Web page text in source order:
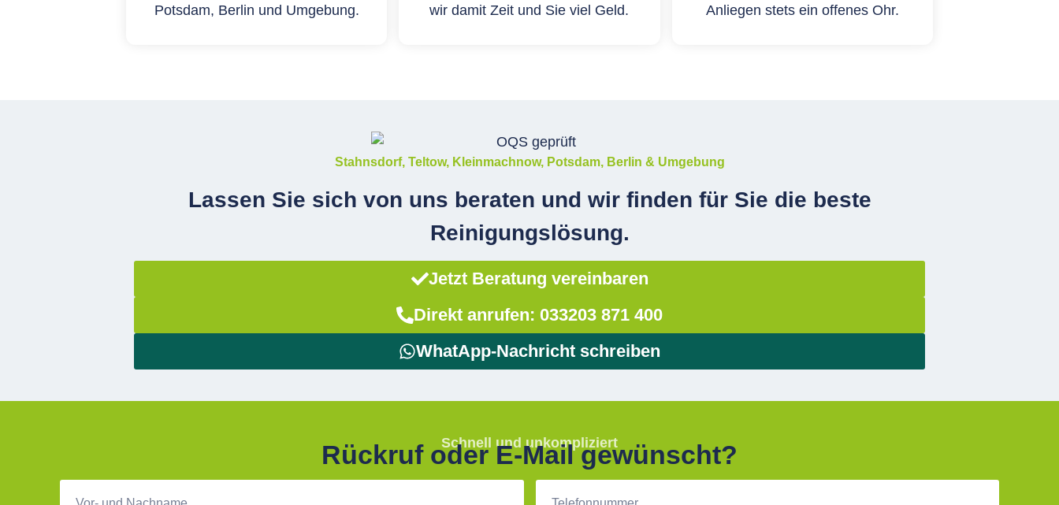
Potsdam, Berlin und Umgebung.
wir damit Zeit und Sie viel Geld.
Anliegen stets ein offenes Ohr.
Stahnsdorf, Teltow, Kleinmachnow, Potsdam, Berlin & Umgebung
Lassen Sie sich von uns beraten und wir finden für Sie die beste
Reinigungslösung.
Jetzt Beratung vereinbaren
Direkt anrufen: 033203 871 400
WhatApp-Nachricht schreiben
Schnell und unkompliziert
Rückruf oder E-Mail gewünscht?